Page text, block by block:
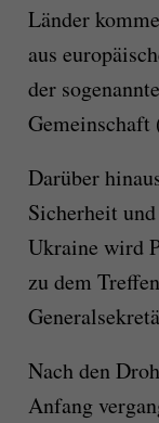
Länder
aus
der
Gemeinschaft
Darüber
Sicherheit
Ukraine wird
zu dem
Nach den
Anfang